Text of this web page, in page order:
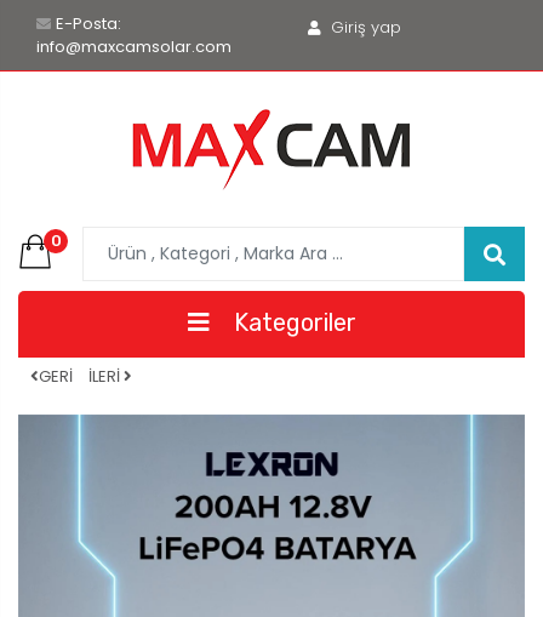
E-Posta:
info@maxcamsolar.com
Giriş yap
0
Kategoriler
GERİ İLERİ